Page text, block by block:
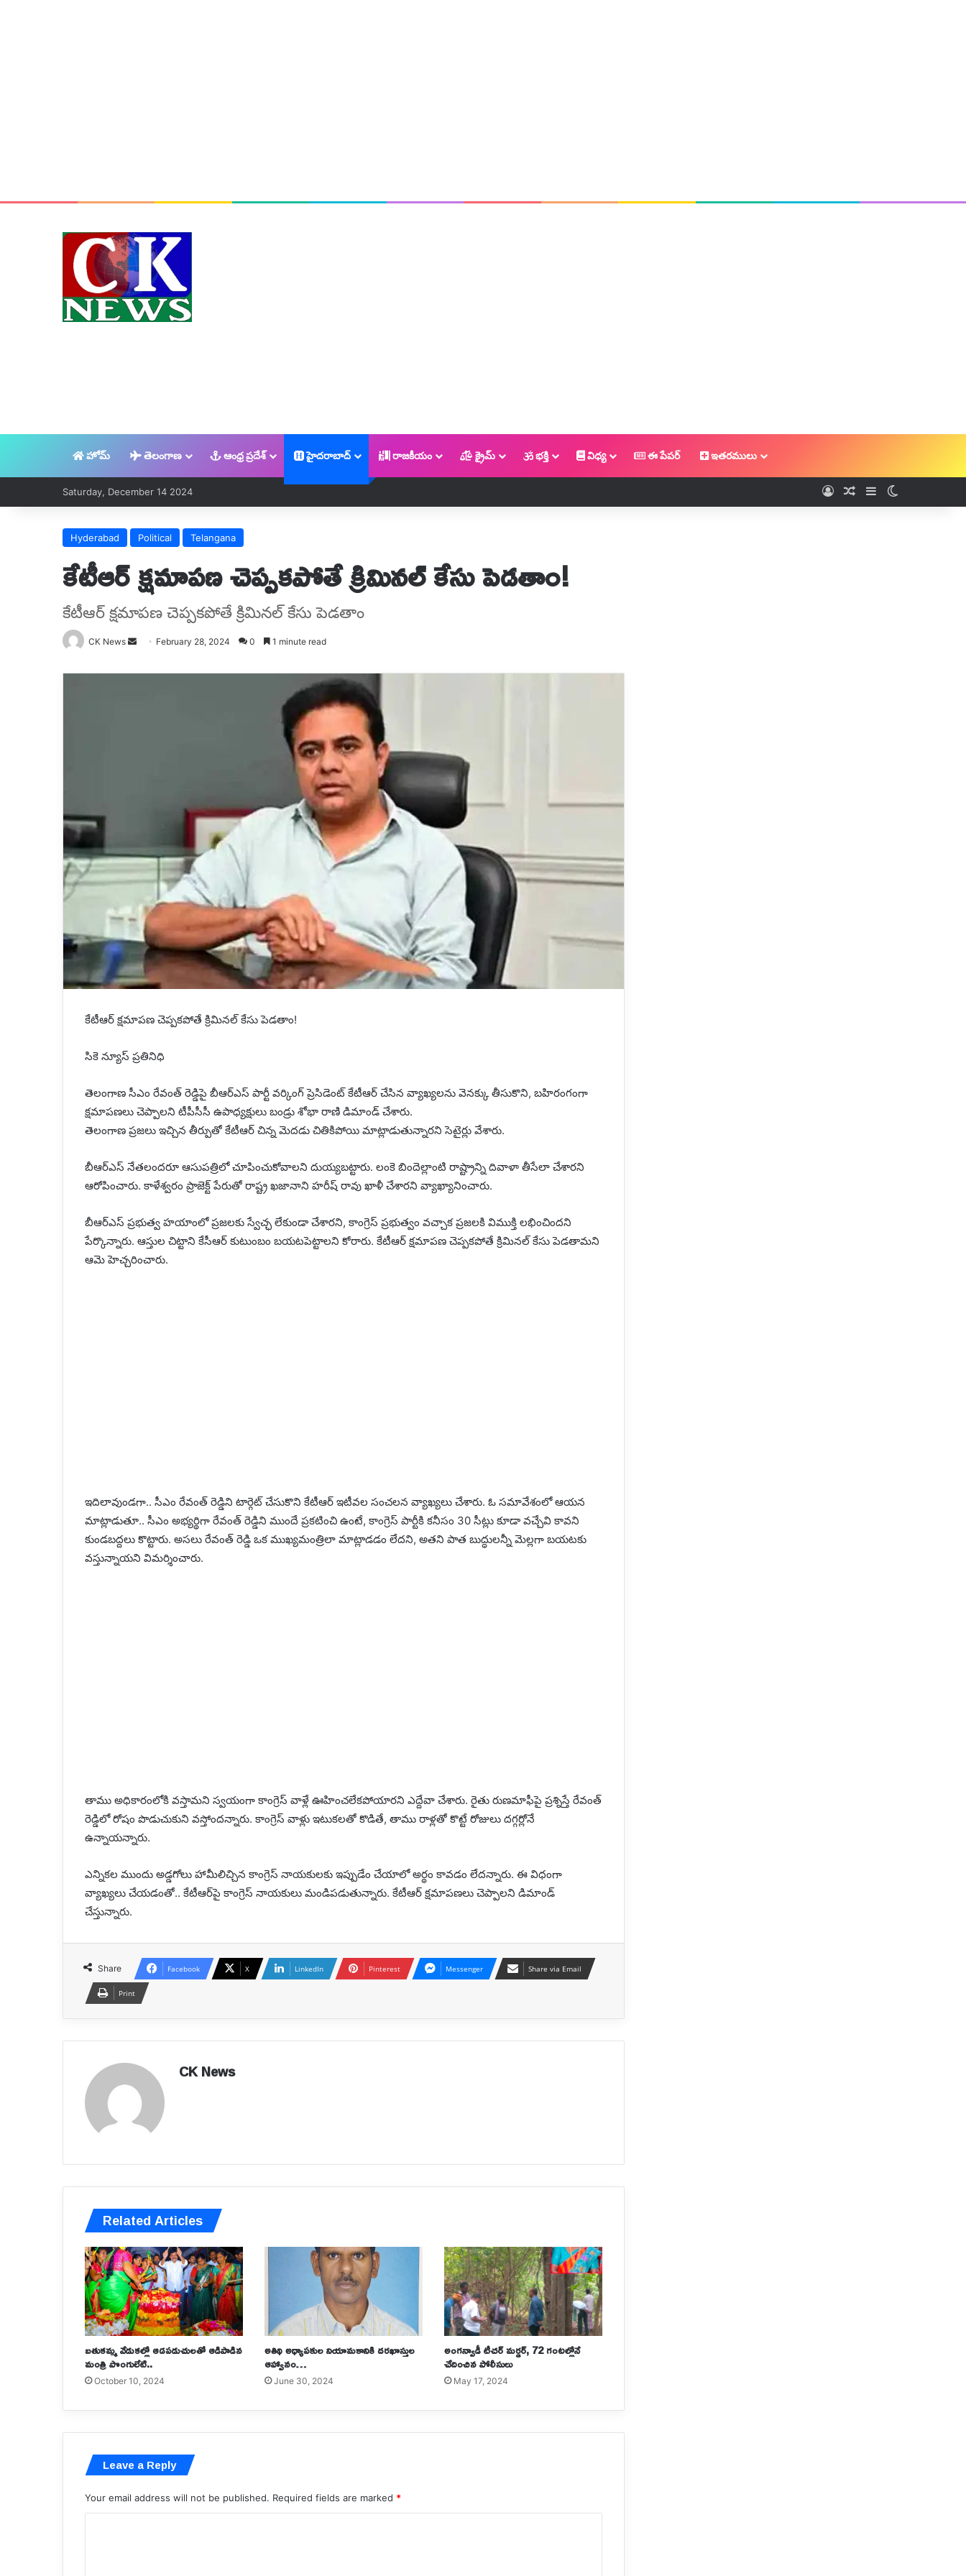
హోమ్ తెలంగాణ ఆంధ్ర ప్రదేశ్ హైదరాబాద్ రాజకీయం క్రైమ్ భక్తి విధ్య ఈ పేపర్ ఇతరములు
Saturday, December 14 2024 Log InRandom Article
Sidebar
Hyderabad Political Telangana
కేటీఆర్ క్షమాపణ చెప్పకపోతే క్రిమినల్ కేసు పెడతాం!
కేటీఆర్ క్షమాపణ చెప్పకపోతే క్రిమినల్ కేసు పెడతాం
CK News
Send
email
February 28, 2024 0 1 minute read
కేటీఆర్ క్షమాపణ చెప్పకపోతే క్రిమినల్ కేసు పెడతాం!
సికె న్యూస్ ప్రతినిధి
తెలంగాణ సీఎం రేవంత్ రెడ్డిపై బీఆర్ఎస్ పార్టీ వర్కింగ్ ప్రెసిడెంట్ కేటీఆర్ చేసిన వ్యాఖ్యలను వెనక్కు తీసుకొని, బహిరంగంగా
క్షమాపణలు చెప్పాలని టీపీసీసీ ఉపాధ్యక్షులు బండ్రు శోభా రాణి డిమాండ్ చేశారు.
తెలంగాణ ప్రజలు ఇచ్చిన తీర్పుతో కేటీఆర్ చిన్న మెదడు చితికిపోయి మాట్లాడుతున్నారని సెటైర్లు వేశారు.
బీఆర్ఎస్ నేతలందరూ ఆసుపత్రిలో చూపించుకోవాలని దుయ్యబట్టారు. లంకె బిందెల్లాంటి రాష్ట్రాన్ని దివాళా తీసేలా చేశారని
ఆరోపించారు. కాళేశ్వరం ప్రాజెక్ట్ పేరుతో రాష్ట్ర ఖజానాని హరీష్ రావు ఖాళీ చేశారని వ్యాఖ్యానించారు.
బీఆర్ఎస్ ప్రభుత్వ హయాంలో ప్రజలకు స్వేచ్ఛ లేకుండా చేశారని, కాంగ్రెస్ ప్రభుత్వం వచ్చాక ప్రజలకి విముక్తి లభించిందని
పేర్కొన్నారు. ఆస్తుల చిట్టాని కేసీఆర్ కుటుంబం బయటపెట్టాలని కోరారు. కేటీఆర్ క్షమాపణ చెప్పకపోతే క్రిమినల్ కేసు పెడతామని
ఆమె హెచ్చరించారు.
ఇదిలావుండగా.. సీఎం రేవంత్ రెడ్డిని టార్గెట్ చేసుకొని కేటీఆర్ ఇటీవల సంచలన వ్యాఖ్యలు చేశారు. ఓ సమావేశంలో ఆయన
మాట్లాడుతూ.. సీఎం అభ్యర్థిగా రేవంత్ రెడ్డిని ముందే ప్రకటించి ఉంటే, కాంగ్రెస్ పార్టీకి కనీసం 30 సీట్లు కూడా వచ్చేవి కావని
కుండబద్దలు కొట్టారు. అసలు రేవంత్ రెడ్డి ఒక ముఖ్యమంత్రిలా మాట్లాడడం లేదని, అతని పాత బుద్ధులన్నీ మెల్లగా బయటకు
వస్తున్నాయని విమర్శించారు.
తాము అధికారంలోకి వస్తామని స్వయంగా కాంగ్రెస్ వాళ్లే ఊహించలేకపోయారని ఎద్దేవా చేశారు. రైతు రుణమాఫీపై ప్రశ్నిస్తే రేవంత్
రెడ్డిలో రోషం పొడుచుకుని వస్తోందన్నారు. కాంగ్రెస్ వాళ్లు ఇటుకలతో కొడితే, తాము రాళ్లతో కొట్టే రోజులు దగ్గర్లోనే
ఉన్నాయన్నారు.
ఎన్నికల ముందు అడ్డగోలు హామీలిచ్చిన కాంగ్రెస్ నాయకులకు ఇప్పుడేం చేయాలో అర్థం కావడం లేదన్నారు. ఈ విధంగా
వ్యాఖ్యలు చేయడంతో.. కేటీఆర్‌పై కాంగ్రెస్ నాయకులు మండిపడుతున్నారు. కేటీఆర్ క్షమాపణలు చెప్పాలని డిమాండ్
చేస్తున్నారు.
Share Facebook X LinkedIn Pinterest Messenger Share via Email
Print
CK News
Related Articles
బతుకమ్మ వేడుకల్లో ఆడపడుచులతో ఆడిపాడిన
మంత్రి పొంగులేటి..
October 10, 2024
అతిథి అధ్యాప‌కుల నియామ‌కానికి ద‌ర‌ఖాస్తుల
ఆహ్వానం…
June 30, 2024
అంగన్వాడీ టీచర్ మర్డర్, 72 గంటల్లోనే
చేదించిన పోలీసులు
May 17, 2024
Leave a Reply
Your email address will not be published. Required fields are marked *